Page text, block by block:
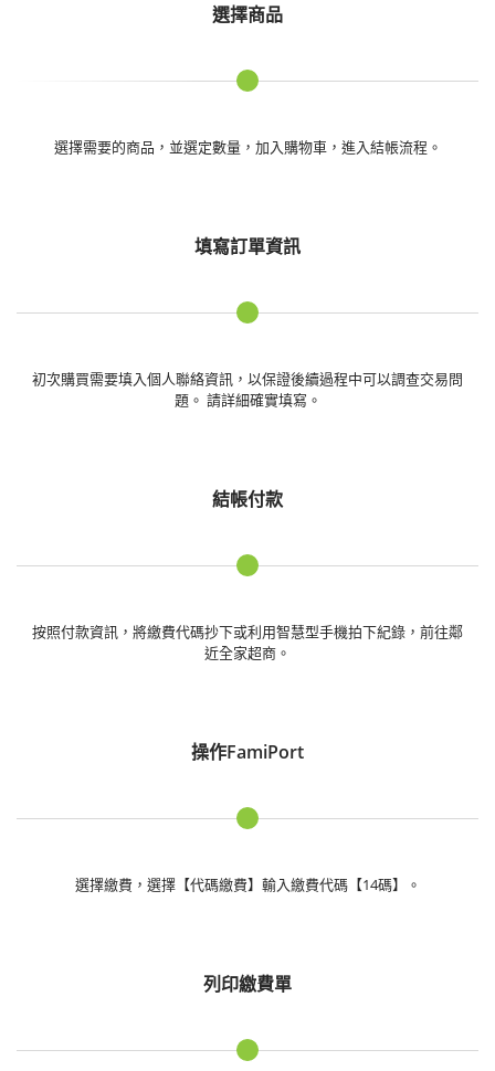
選擇商品
選擇需要的商品，並選定數量，加入購物車，進入結帳流程。
填寫訂單資訊
初次購買需要填入個人聯絡資訊，以保證後續過程中可以調查交易問
題。 請詳細確實填寫。
結帳付款
按照付款資訊，將繳費代碼抄下或利用智慧型手機拍下紀錄，前往鄰
近全家超商。
操作FamiPort
選擇繳費，選擇【代碼繳費】輸入繳費代碼【14碼】。
列印繳費單